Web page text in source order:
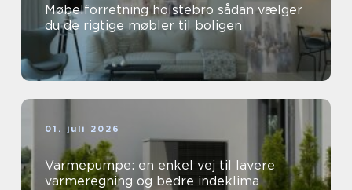
Møbelforretning holstebro sådan vælger
du de rigtige møbler til boligen
01. juli 2026
Varmepumpe: en enkel vej til lavere
varmeregning og bedre indeklima